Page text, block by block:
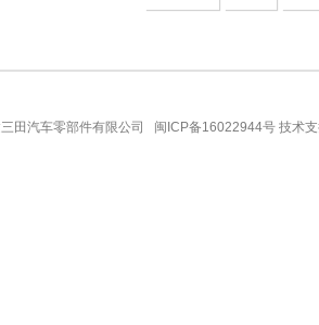
田汽车零部件有限公司 闽ICP备16022944号 技术